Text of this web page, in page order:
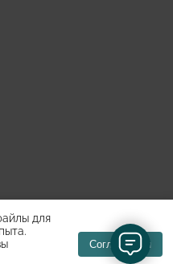
персональных данных
сайта:
WPNEW
для
Согласиться